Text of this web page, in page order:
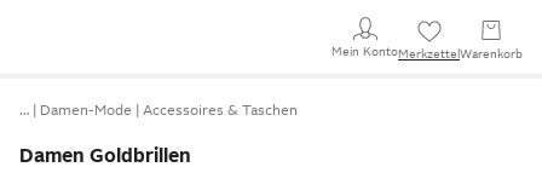
Mein KontoMerkzettel Warenkorb
… Damen-Mode Accessoires & Taschen
Damen Goldbrillen